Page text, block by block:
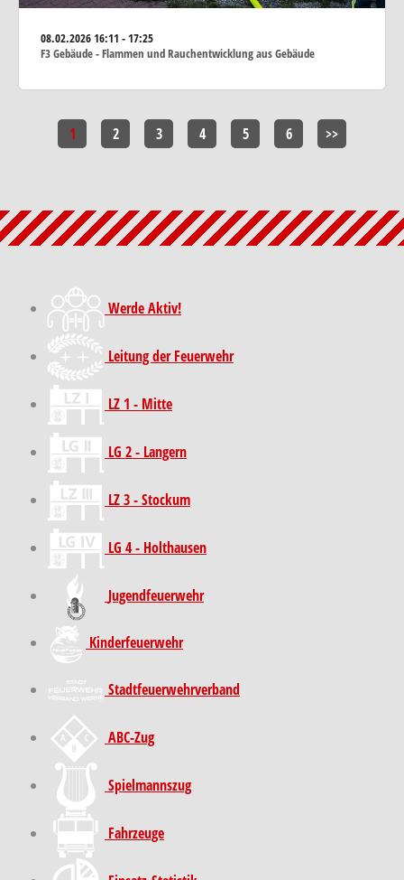
08.02.202616:11 - 17:25
F3 Gebäude - Flammen und Rauchentwicklung aus Gebäude
1 2 3 4 5 6 >>
Werde Aktiv!
Leitung der Feuerwehr
LZ 1 - Mitte
LG 2 - Langern
LZ 3 - Stockum
LG 4 - Holthausen
Jugendfeuerwehr
Kinder­feuer­wehr
Stadt­feuer­wehr­verband
ABC-Zug
Spielmannszug
Fahrzeuge